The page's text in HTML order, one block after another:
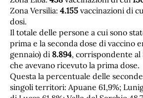
Zona Versilia: 4.155 vaccinazioni di
dosi.
Il totale delle persone a cui sono
prima e la seconda dose di vaccino
gennaio) di 8.894, corrispondente al
che avevano ricevuto la prima dose.
Questa la percentuale delle
singoli territori: Apuane 61,9%;